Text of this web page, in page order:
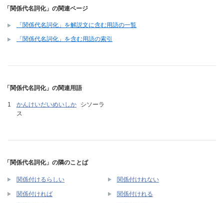
「関係代名詞化」の関連ページ
「関係代名詞化」を解説文に含む用語の一覧
「関係代名詞化」を含む用語の索引
「関係代名詞化」の関連用語
かんけいだいめいしか
シソーラ
ス
「関係代名詞化」の隣のことば
関係付けるらしい 関係付けれない
関係付ければ 関係付けれる